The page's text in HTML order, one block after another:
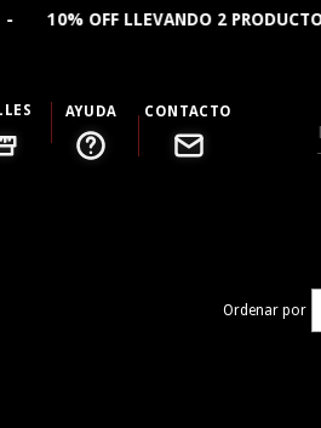
LLEVANDO 2
AYUDA CONTACTO
Ordenar por